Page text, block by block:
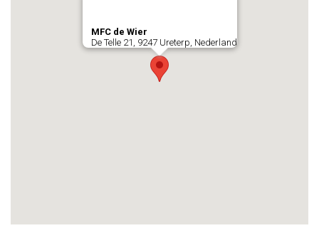
MFC de Wier
De Telle 21, 9247 Ureterp, Nederland